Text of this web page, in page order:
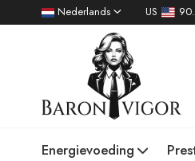
Nederlands US
Energievoeding